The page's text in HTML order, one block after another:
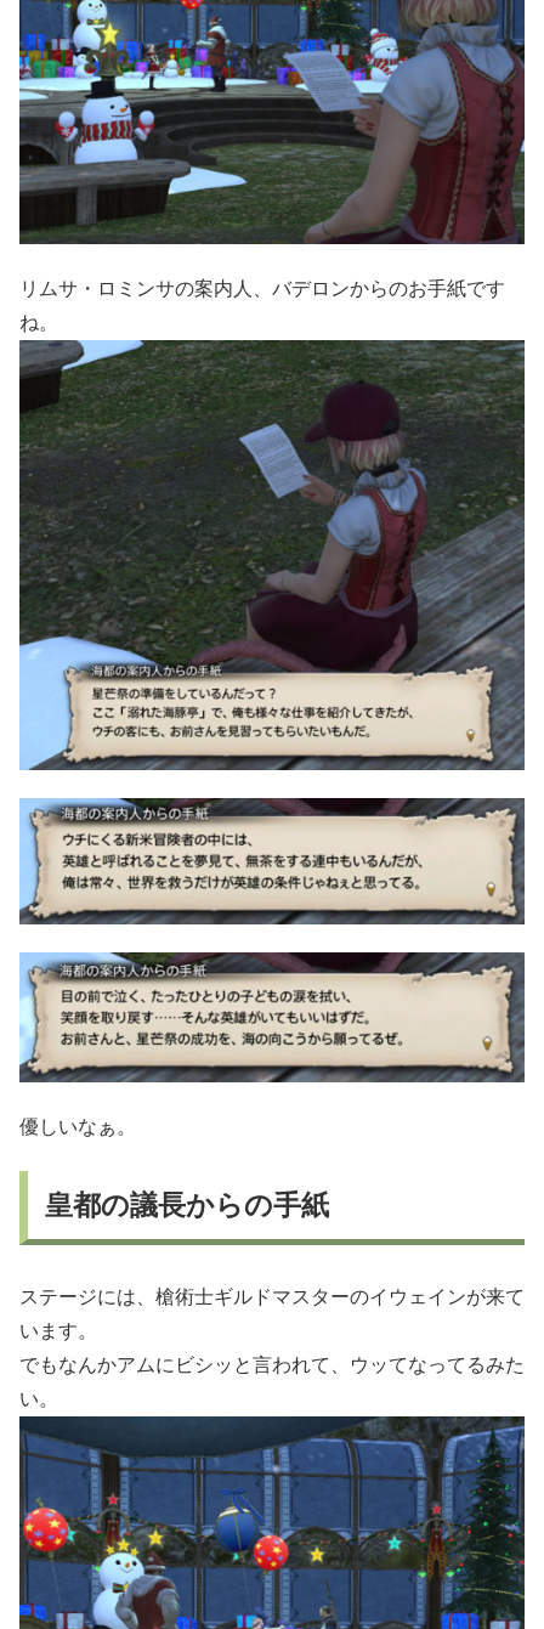
リムサ・ロミンサの案内人、バデロンからのお手紙です
ね。
優しいなぁ。
皇都の議長からの手紙
ステージには、槍術士ギルドマスターのイウェインが来て
います。
でもなんかアムにビシッと言われて、ウッてなってるみた
い。